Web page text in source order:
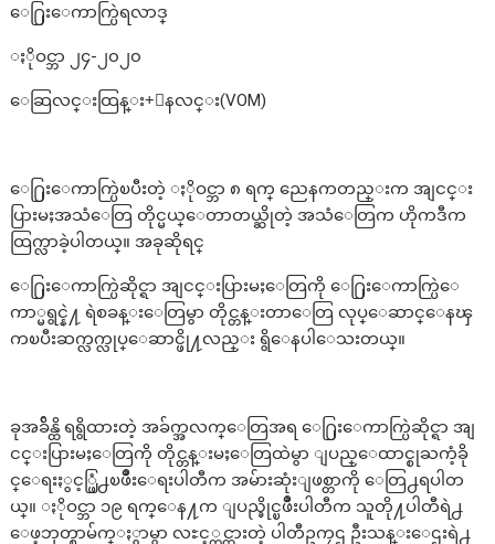
ေ႐ြးေကာက္ပြဲရလာဒ္
ႏိုဝင္ဘာ ၂၄-၂၀၂၀
ေဆြလင္းထြန္း+ေနလင္း(VOM)
ေ႐ြးေကာက္ပြဲၿပီးတဲ့ ႏိုဝင္ဘာ ၈ ရက္ ညေနကတည္းက အျငင္း
ပြားမႈအသံေတြ တိုင္မယ္ေတာတယ္ဆိုတဲ့ အသံေတြက ဟိုကဒီက
ထြက္လာခဲ့ပါတယ္။ အခုဆိုရင္
ေ႐ြးေကာက္ပြဲဆိုင္ရာ အျငင္းပြားမႈေတြကို ေ႐ြးေကာက္ပြဲေ
ကာ္မရွင္နဲ႔ ရဲစခန္းေတြမွာ တိုင္တန္းတာေတြ လုပ္ေဆာင္ေနၾ
ကၿပီးဆက္လက္လုပ္ေဆာင္ဖို႔လည္း ရွိေနပါေသးတယ္။
ခုအခ်ိန္ထိ ရရွိထားတဲ့ အခ်က္အလက္ေတြအရ ေ႐ြးေကာက္ပြဲဆိုင္ရာ အျ
ငင္းပြားမႈေတြကို တိုင္တန္းမႈေတြထဲမွာ ျပည္ေထာင္စုႀကံ့ခို
င္ေရးႏွင့္ဖြံ႕ၿဖိဳးေရးပါတီက အမ်ားဆုံးျဖစ္တာကို ေတြ႕ရပါတ
ယ္။ ႏိုဝင္ဘာ ၁၉ ရက္ေန႔က ျပည္ခိုင္ၿဖိဳးပါတီက သူတို႔ပါတီရဲ႕
ေဖ့ဘုတ္စာမ်က္ႏွာမွာ လႊင့္တင္ထားတဲ့ ပါတီဥကၠဌ ဦးသန္းေဌးရဲ႕